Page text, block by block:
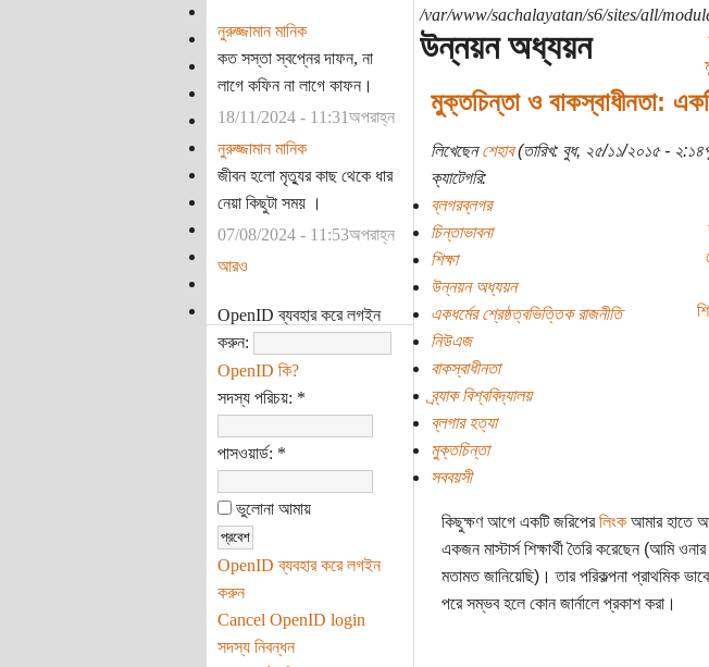
নুরুজ্জামান মানিক
কত সস্তা স্বপ্নের দাফন, না
লাগে কফিন না লাগে কাফন।
18/11/2024 - 11:31অপরাহ্ন
নুরুজ্জামান মানিক
জীবন হলো মৃত্যুর কাছ থেকে ধার
নেয়া কিছুটা সময় ।
07/08/2024 - 11:53অপরাহ্ন
আরও
OpenID ব্যবহার করে লগইন
করুন:
OpenID কি?
সদস্য পরিচয়: *
পাসওয়ার্ড: *
ভুলোনা আমায়
OpenID ব্যবহার করে লগইন
করুন
Cancel OpenID login
সদস্য নিবন্ধন
/var/www/sachalayatan/s6/sites/all/
উন্নয়ন অধ্যয়ন
মুক্তচিন্তা ও বাকস্বাধীনতা:
লিখেছেনশেহাব(তারিখ: বুধ, ২৫/১১/২০১৫ -
ক্যাটেগরি:
ব্লগরব্লগর
চিন্তাভাবনা
শিক্ষা
উন্নয়ন অধ্যয়ন
একধর্মের শ্রেষ্ঠত্বভিত্তিক রাজনীতি
নিউএজ
বাকস্বাধীনতা
ব্র্যাক বিশ্ববিদ্যালয়
ব্লগার হত্যা
মুক্তচিন্তা
সববয়সী
কিছুক্ষণ আগে একটি জরিপেরলিংকআমার হাতে
একজন মাস্টার্স শিক্ষার্থী তৈরি করেছেন (আমি
মতামত জানিয়েছি)। তার পরিকল্পনা প্রাথমিক
পরে সম্ভব হলে কোন জার্নালে প্রকাশ করা।